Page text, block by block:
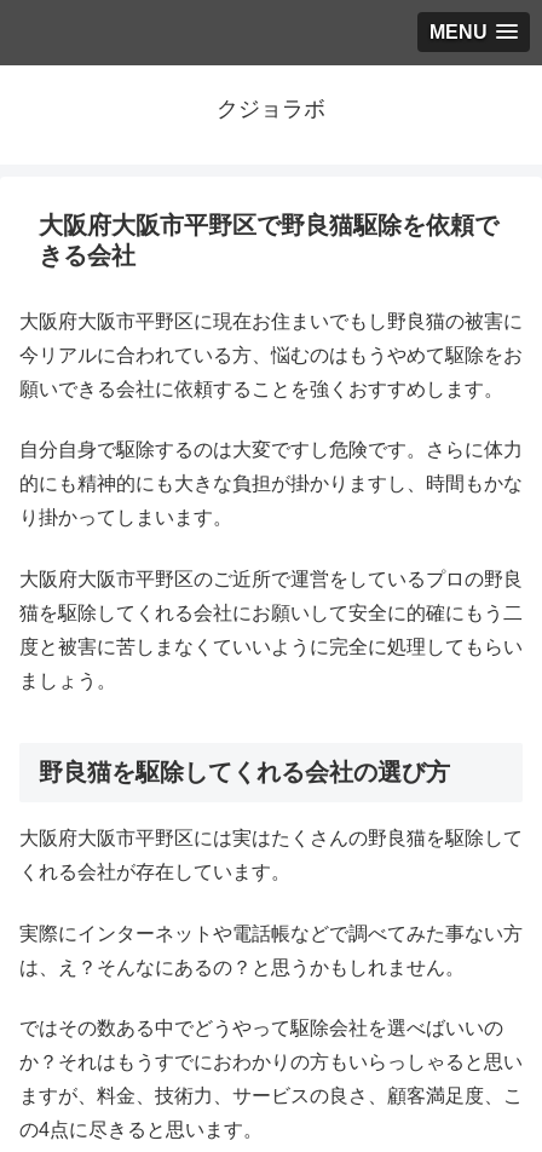
MENU
クジョラボ
大阪府大阪市平野区で野良猫駆除を依頼で
きる会社
大阪府大阪市平野区に現在お住まいでもし野良猫の被害に
今リアルに合われている方、悩むのはもうやめて駆除をお
願いできる会社に依頼することを強くおすすめします。
自分自身で駆除するのは大変ですし危険です。さらに体力
的にも精神的にも大きな負担が掛かりますし、時間もかな
り掛かってしまいます。
大阪府大阪市平野区のご近所で運営をしているプロの野良
猫を駆除してくれる会社にお願いして安全に的確にもう二
度と被害に苦しまなくていいように完全に処理してもらい
ましょう。
野良猫を駆除してくれる会社の選び方
大阪府大阪市平野区には実はたくさんの野良猫を駆除して
くれる会社が存在しています。
実際にインターネットや電話帳などで調べてみた事ない方
は、え？そんなにあるの？と思うかもしれません。
ではその数ある中でどうやって駆除会社を選べばいいの
か？それはもうすでにおわかりの方もいらっしゃると思い
ますが、料金、技術力、サービスの良さ、顧客満足度、こ
の4点に尽きると思います。